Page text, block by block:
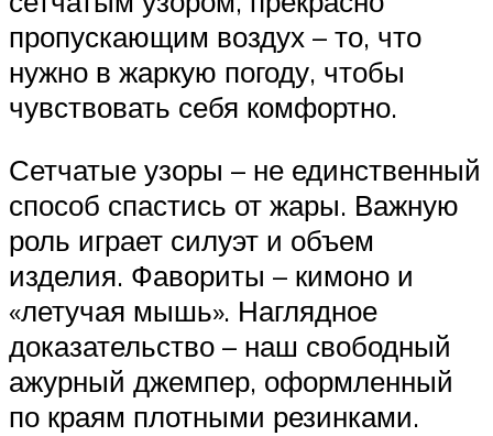
пропускающим воздух – то, что
нужно в жаркую погоду, чтобы
чувствовать себя комфортно.
Сетчатые узоры – не единственный
способ спастись от жары. Важную
роль играет силуэт и объем
изделия. Фавориты – кимоно и
«летучая мышь». Наглядное
доказательство – наш свободный
ажурный джемпер, оформленный
по краям плотными резинками.